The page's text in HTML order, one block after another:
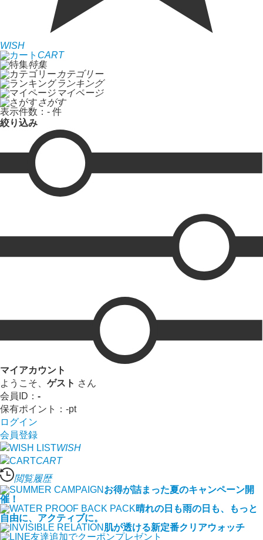
WISH
CART
特集
カテゴリー
ランキング
マイページ
さがす
表示件数： - 件
絞り込み
マイアカウント
ようこそ、 ゲスト さん
会員ID： -
保有ポイント： -pt
ログイン
会員登録
WISH
CART
閲覧履歴
お得が詰まった夏のキャンペーン開
催！
晴れの日も雨の日も、もっと
自由に、アクティブに。
肌が透ける新定番クリアウォッチ